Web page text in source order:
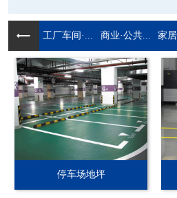
工厂车间·... 商业·公共... 家
停车场地坪